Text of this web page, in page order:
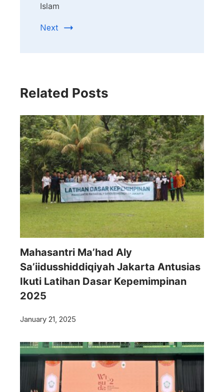
Islam
Next
Related Posts
Mahasantri Ma’had Aly
Sa’iidusshiddiqiyah Jakarta Antusias
Ikuti Latihan Dasar Kepemimpinan
2025
January 21, 2025